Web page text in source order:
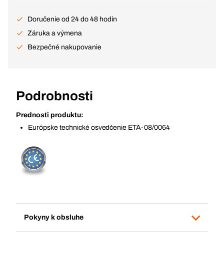
Doručenie od 24 do 48 hodín
Záruka a výmena
Bezpečné nakupovanie
Podrobnosti
Prednosti produktu:
Európske technické osvedčenie ETA-08/0064
Pokyny k obsluhe